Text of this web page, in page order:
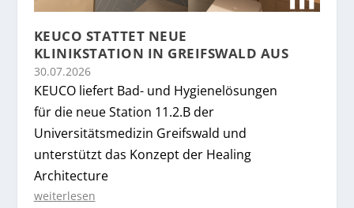
KEUCO STATTET NEUE
KLINIKSTATION IN GREIFSWALD AUS
30.07.2026
KEUCO liefert Bad- und Hygienelösungen
für die neue Station 11.2.B der
Universitätsmedizin Greifswald und
unterstützt das Konzept der Healing
Architecture
weiterlesen